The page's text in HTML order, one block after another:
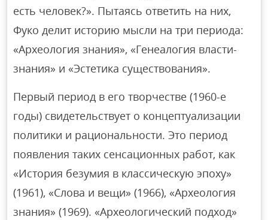
есть человек?». Пытаясь ответить на них,
Фуко делит историю мысли на три периода:
«Археология знания», «Генеалогия власти-
знания» и «Эстетика существования».
Первый период в его творчестве (1960-е
годы) свидетельствует о концептуализации
политики и рациональности. Это период
появления таких сенсационных работ, как
«История безумия в классическую эпоху»
(1961), «Слова и вещи» (1966), «Археология
знания» (1969). «Археологический подход»